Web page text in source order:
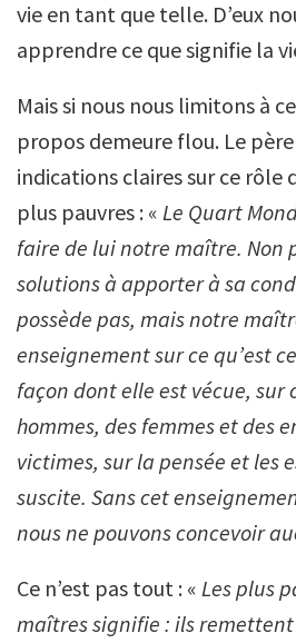
vie en tant que telle. D’eux
apprendre ce que signifie la
Mais si nous nous limitons à
propos demeure flou. Le
indications claires sur ce rôle
plus pauvres : « Le Quart
faire de lui notre maître. Non
solutions à apporter à sa
possède pas, mais notre
enseignement sur ce qu’est
façon dont elle est vécue, sur
hommes, des femmes et des
victimes, sur la pensée et les
suscite. Sans cet
nous ne pouvons concevoir
Ce n’est pas tout : « Les plus
maîtres signifie : ils